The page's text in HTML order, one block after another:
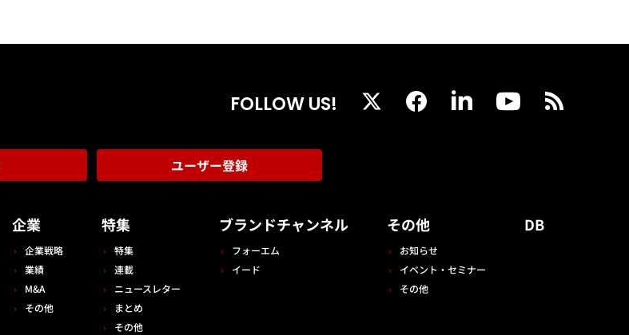
FOLLOW US!
ユーザー登録
企業
企業戦略
業績
M&A
その他
特集
特集
連載
ニュースレター
まとめ
その他
ブランドチャンネル
フォーエム
イード
その他
お知らせ
イベント・セミナー
その他
DB